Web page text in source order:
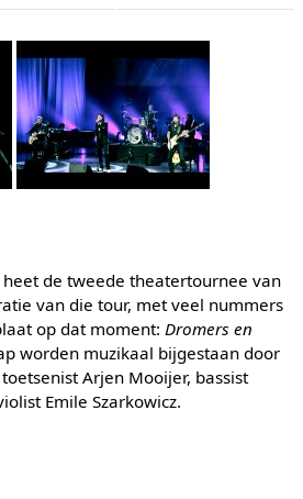
heet de tweede theatertournee van
van die tour, met veel nummers
op dat moment: Dromers en
worden muzikaal bijgestaan door
Arjen Mooijer, bassist
Emile Szarkowicz.